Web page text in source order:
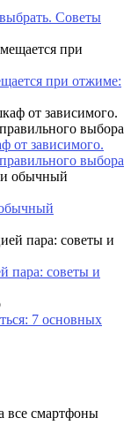
Советы
при отжиме:
от зависимого.
выбора
пара: советы и
7 основных